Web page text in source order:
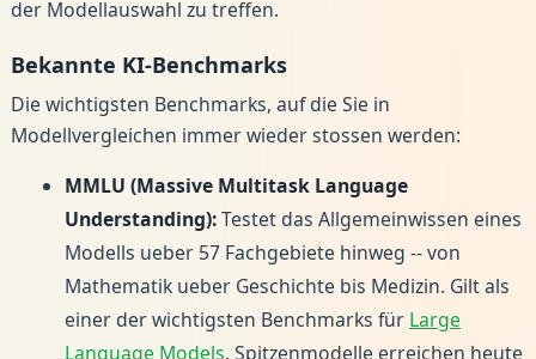
der Modellauswahl zu treffen.
Bekannte KI-Benchmarks
Die wichtigsten Benchmarks, auf die Sie in
Modellvergleichen immer wieder stossen werden:
MMLU (Massive Multitask Language
Understanding):Testet das Allgemeinwissen eines
Modells ueber 57 Fachgebiete hinweg -- von
Mathematik ueber Geschichte bis Medizin. Gilt als
einer der wichtigsten Benchmarks für Large
Language Models. Spitzenmodelle erreichen heute